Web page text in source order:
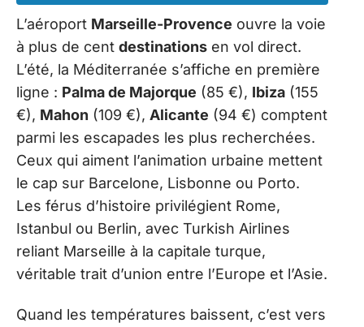
L’aéroport Marseille-Provence ouvre la voie
à plus de cent destinations en vol direct.
L’été, la Méditerranée s’affiche en première
ligne : Palma de Majorque (85 €), Ibiza (155
€), Mahon (109 €), Alicante (94 €) comptent
parmi les escapades les plus recherchées.
Ceux qui aiment l’animation urbaine mettent
le cap sur Barcelone, Lisbonne ou Porto.
Les férus d’histoire privilégient Rome,
Istanbul ou Berlin, avec Turkish Airlines
reliant Marseille à la capitale turque,
véritable trait d’union entre l’Europe et l’Asie.
Quand les températures baissent, c’est vers